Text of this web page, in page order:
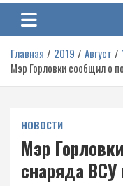
Главная 2019 Август
Мэр Горловки сообщил о
НОВОСТИ
Мэр
снаряда